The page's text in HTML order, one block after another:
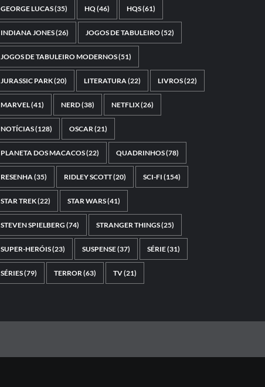
GEORGE LUCAS(35) HQ(46) HQS(61)
INDIANA JONES(26) JOGOS DE TABULEIRO(52)
JOGOS DE TABULEIRO MODERNOS(51)
JURASSIC PARK(20) LITERATURA (22) LIVROS(22)
MARVEL(41) NERD(38) NETFLIX(26)
NOTÍCIAS(128) OSCAR (21)
PLANETA DOS MACACOS(22) QUADRINHOS(78)
RESENHA (35) RIDLEY SCOTT(20) SCI-FI (154)
STAR TREK(22) STAR WARS(41)
STEVEN SPIELBERG (74) STRANGER THINGS(25)
SUPER-HERÓIS(23) SUSPENSE(37) SÉRIE(31)
SÉRIES(79) TERROR (63) TV(21)